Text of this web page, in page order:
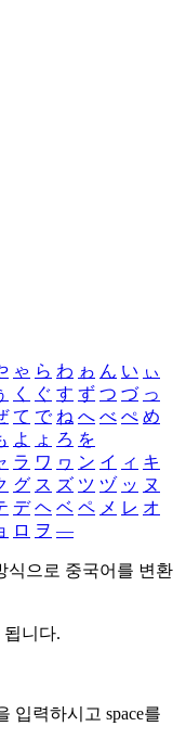
ゃ ら わ ゎ ん い ぃ
く ぐ す ず つ づ っ
て で ね へ べ ぺ め
よ ょ ろ を
ラ ワ ヮ ン イ ィ キ
グ ス ズ ツ ヅ ッ ヌ
デ ヘ ベ ペ メ レ オ
ロ ヲ ―
식으로 중국어를 변환
니다.
입력하시고 space를